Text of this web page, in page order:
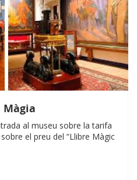
Màgia
al museu sobre la tarifa
el preu del “Llibre Màgic